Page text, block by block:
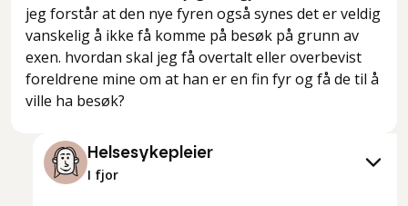
jeg forstår at den nye fyren også synes det er veldig
vanskelig å ikke få komme på besøk på grunn av
exen. hvordan skal jeg få overtalt eller overbevist
foreldrene mine om at han er en fin fyr og få de til å
ville ha besøk?
Helsesykepleier
I fjor